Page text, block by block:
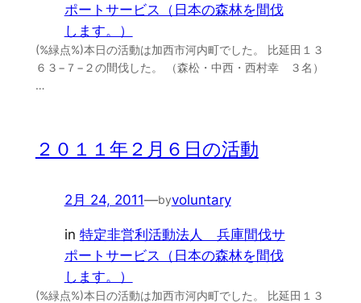
ポートサービス（日本の森林を間伐
します。）
(%緑点%)本日の活動は加西市河内町でした。 比延田１３
６３−７−２の間伐した。 （森松・中西・西村幸 ３名）
…
２０１１年２月６日の活動
2月 24, 2011—byvoluntary
in 特定非営利活動法人 兵庫間伐サ
ポートサービス（日本の森林を間伐
します。）
(%緑点%)本日の活動は加西市河内町でした。 比延田１３